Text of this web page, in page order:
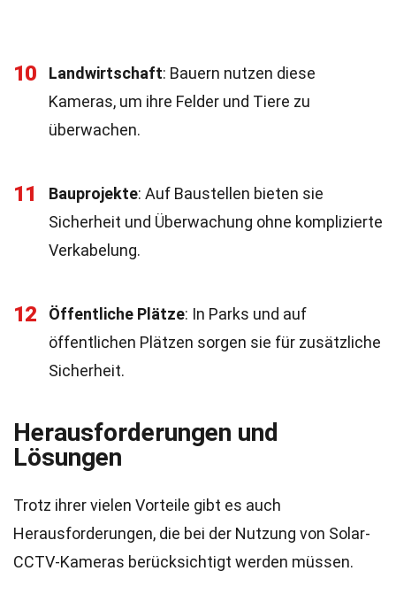
10 Landwirtschaft: Bauern nutzen diese
Kameras, um ihre Felder und Tiere zu
überwachen.
11 Bauprojekte: Auf Baustellen bieten sie
Sicherheit und Überwachung ohne komplizierte
Verkabelung.
12 Öffentliche Plätze: In Parks und auf
öffentlichen Plätzen sorgen sie für zusätzliche
Sicherheit.
Herausforderungen und
Lösungen
Trotz ihrer vielen Vorteile gibt es auch
Herausforderungen, die bei der Nutzung von Solar-
CCTV-Kameras berücksichtigt werden müssen.